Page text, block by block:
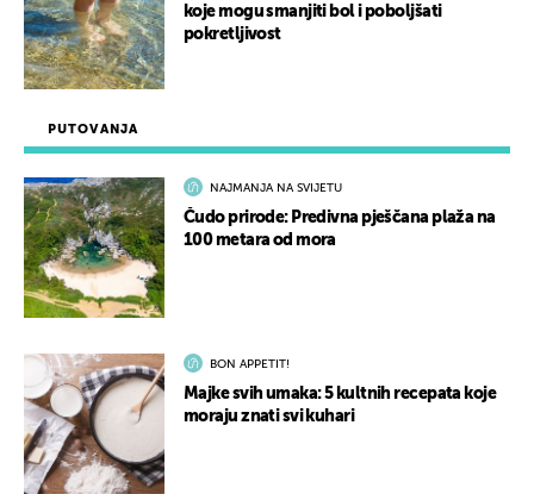
PUTOVANJA
NAJMANJA NA SVIJETU
Čudo prirode: Predivna pješčana plaža na
100 metara od mora
BON APPETIT!
Majke svih umaka: 5 kultnih recepata koje
moraju znati svi kuhari
koje mogu smanjiti bol i poboljšati
pokretljivost